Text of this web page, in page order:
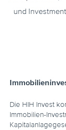
und
Die HIH Invest
Immobilien-